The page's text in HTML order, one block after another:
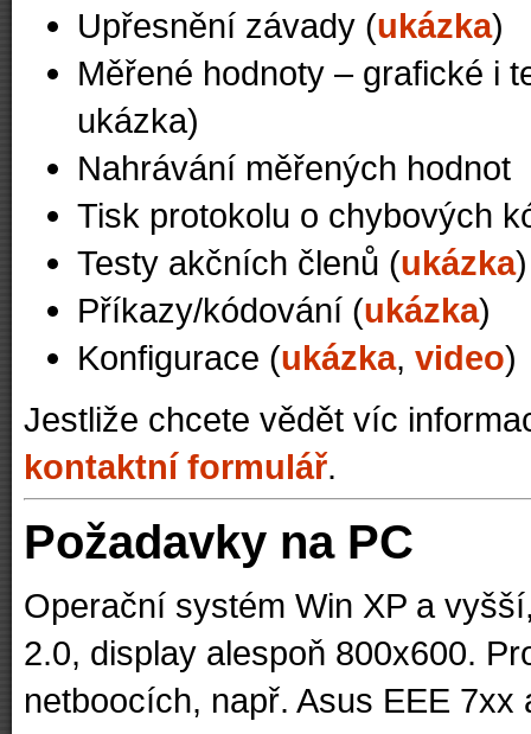
Upřesnění závady (ukázka)
Měřené hodnoty – grafické i
ukázka)
Nahrávání měřených hodnot
Tisk protokolu o chybových
Testy akčních členů (ukázka)
Příkazy/kódování (ukázka)
Konfigurace (ukázka, video)
Jestliže chcete vědět víc
kontaktní formulář.
Požadavky na PC
Operační systém Win XP a
2.0, display alespoň 800x600.
netboocích, např. Asus EEE 7xx